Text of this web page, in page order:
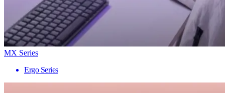
MX Series
Ergo Series